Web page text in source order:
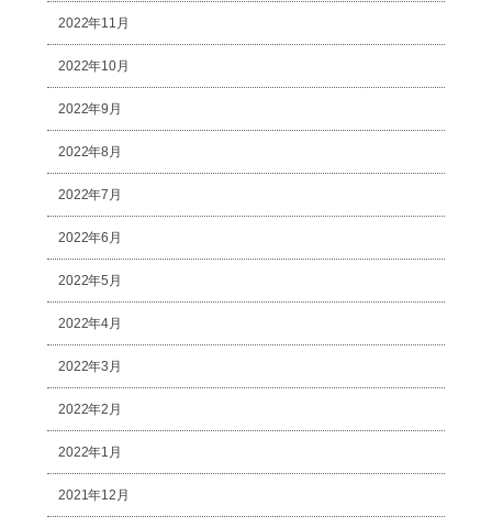
2022年11月
2022年10月
2022年9月
2022年8月
2022年7月
2022年6月
2022年5月
2022年4月
2022年3月
2022年2月
2022年1月
2021年12月